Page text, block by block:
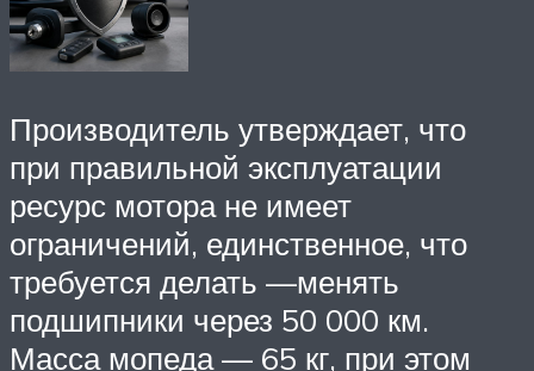
Производитель утверждает, что
при правильной эксплуатации
ресурс мотора не имеет
ограничений, единственное, что
требуется делать —менять
подшипники через 50 000 км.
Масса мопеда — 65 кг, при этом